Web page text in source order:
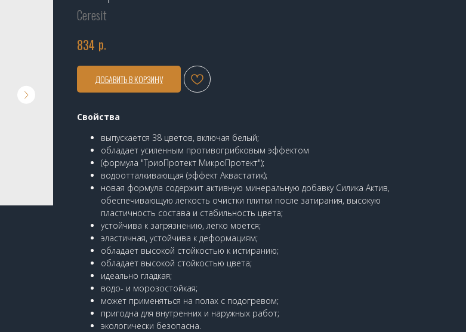
Ceresit
834 р.
ДОБАВИТЬ В КОРЗИНУ
Свойства
выпускается 38 цветов, включая белый;
обладает усиленным противогрибковым эффектом
(формула "ТриоПротект МикроПротект");
водоотталкивающая (эффект Аквастатик);
новая формула содержит активную минеральную добавку Силика Актив,
обеспечивающую легкость очистки плитки после затирания, высокую
пластичность состава и стабильность цвета;
устойчива к загрязнению, легко моется;
эластичная, устойчива к деформациям;
обладает высокой стойкостью к истиранию;
обладает высокой стойкостью цвета;
идеально гладкая;
водо- и морозостойкая;
может применяться на полах с подогревом;
пригодна для внутренних и наружных работ;
экологически безопасна.